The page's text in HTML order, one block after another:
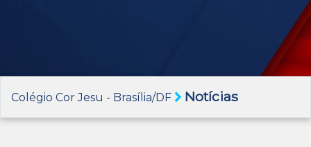
Colégio Cor Jesu - Brasília/DF Notícias